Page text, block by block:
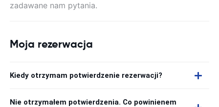
zadawane nam pytania.
Moja rezerwacja
Kiedy otrzymam potwierdzenie rezerwacji?
Nie otrzymałem potwierdzenia. Co powinienem